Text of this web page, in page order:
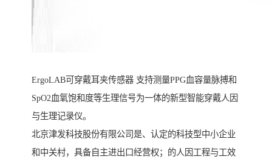
ErgoLAB可穿戴耳夹传感器 支持测量PPG血容量脉搏和
SpO2血氧饱和度等生理信号为一体的新型智能穿戴人因
与生理记录仪。
北京津发科技股份有限公司是、认定的科技型中小企业
和中关村，具备自主进出口经营权；的人因工程与工效